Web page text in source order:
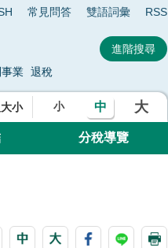
常見問答 雙語詞彙 RSS
業 退稅
小 小 中 大
分稅導覽